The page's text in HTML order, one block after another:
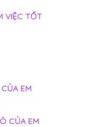
VIỆC TỐT
EM
CỦA EM